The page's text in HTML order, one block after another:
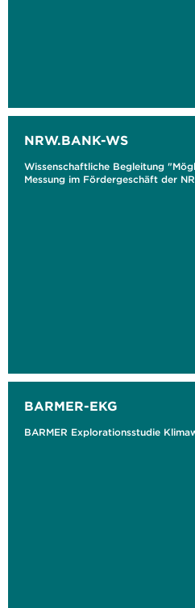
NRW.BANK-WS
Wissenschaftliche Begleitung
Messung im Fördergeschäft der
BARMER-EKG
BARMER Explorationsstudie